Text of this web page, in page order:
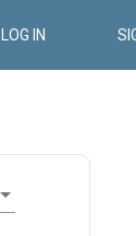
LOG IN